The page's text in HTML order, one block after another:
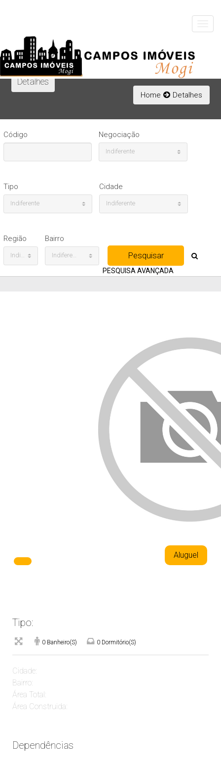
Detalhes
Home Detalhes
Código Negociação
Indiferente
Tipo
Indiferente
Cidade
Indiferente
Região
Indiferente
Bairro
Indiferente
PESQUISA AVANÇADA
Aluguel
Tipo:
0 Banheiro(s) 0 Dormitório(s)
Cidade:
Bairro:
Área Total:
Área Construida:
Dependências